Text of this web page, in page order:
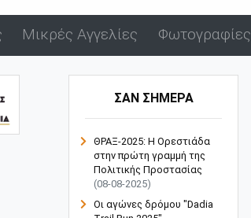
Μικρές Αγγελίες Φωτογραφίες
ΣΑΝ ΣΗΜΕΡΑ
ΘΡΑΞ-2025: Η Ορεστιάδα
στην πρώτη γραμμή της
Πολιτικής Προστασίας
(08-08-2025)
Οι αγώνες δρόμου "Dadia